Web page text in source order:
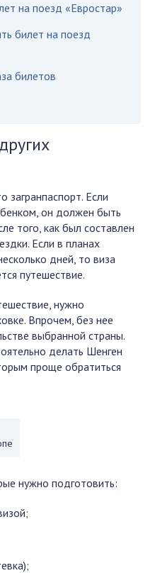
на поезд «Евростар»
билет на поезд
билетов
Если
он должен быть
того, как был составлен
Если в планах
дней, то виза
путешествие.
нужно
Впрочем, без нее
выбранной страны.
делать Шенген
проще обратиться
нужно подготовить: